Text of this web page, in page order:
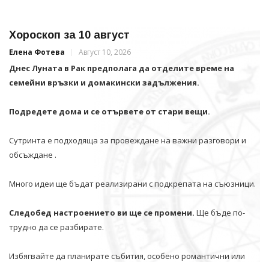
Хороскоп за 10 август
Елена Фотева Август 10, 2026
Днес Луната в Рак предполага да отделите време на
семейни връзки и домакински задължения.
Подредете дома и се отървете от стари вещи.
Сутринта е подходяща за провеждане на важни разговори и
обсъждане .
Много идеи ще бъдат реализирани с подкрепата на съюзници.
Следобед настроението ви ще се промени. Ще бъде по-
трудно да се разбирате.
Избягвайте да планирате събития, особено романтични или